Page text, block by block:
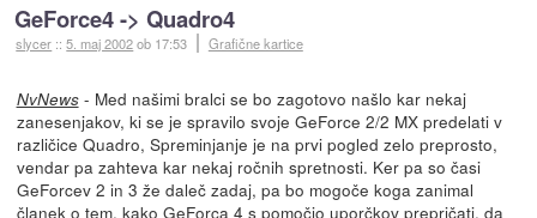
GeForce4 -> Quadro4
slycer ::5. maj 2002ob 17:53 Grafične kartice
NvNews- Med našimi bralci se bo zagotovo našlo kar nekaj
zanesenjakov, ki se je spravilo svoje GeForce 2/2 MX predelati v
različice Quadro, Spreminjanje je na prvi pogled zelo preprosto,
vendar pa zahteva kar nekaj ročnih spretnosti. Ker pa so časi
GeForcev 2 in 3 že daleč zadaj, pa bo mogoče koga zanimal
članek o tem, kako GeForca 4 s pomočjo uporčkov prepričati, da